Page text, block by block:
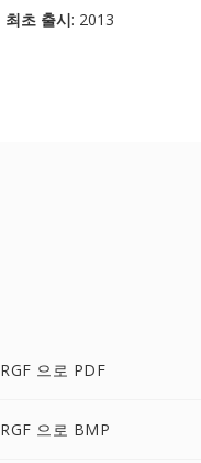
최초 출시: 2013
RGF 으로 PDF
RGF 으로 BMP